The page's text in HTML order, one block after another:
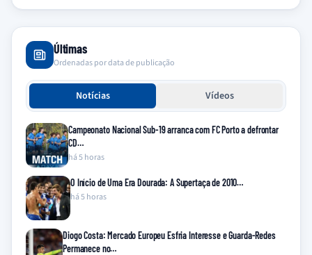
Últimas
Ordenadas por data de publicação
Notícias Vídeos
Campeonato Nacional Sub-19 arranca com FC Porto a defrontar
CD…
há 5 horas
O Início de Uma Era Dourada: A Supertaça de 2010…
há 5 horas
Diogo Costa: Mercado Europeu Esfria Interesse e Guarda-Redes
Permanece no…